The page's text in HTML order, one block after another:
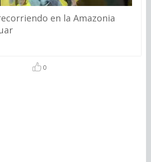
en la Amazonia
0